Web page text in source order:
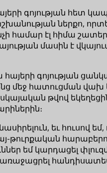
գոյության հետ
ներքո,
ինչի համար էլ հիմա
մասին է
գոյության
մեջ հատուցման
թվով
եւ հուսով եմ,
թուրքական
եմ կարդացել